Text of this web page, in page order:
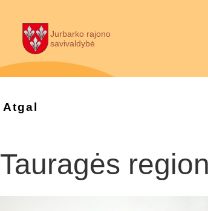
Jurbarko rajono
savivaldybė
Atgal
Tauragės